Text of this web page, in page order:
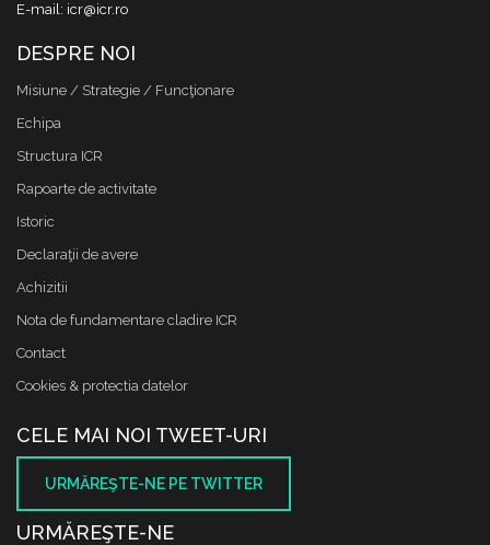
E-mail: icr@icr.ro
DESPRE NOI
Misiune / Strategie / Funcţionare
Echipa
Structura ICR
Rapoarte de activitate
Istoric
Declaraţii de avere
Achizitii
Nota de fundamentare cladire ICR
Contact
Cookies & protectia datelor
CELE MAI NOI TWEET-URI
URMĂREŞTE-NE PE TWITTER
URMĂREŞTE-NE